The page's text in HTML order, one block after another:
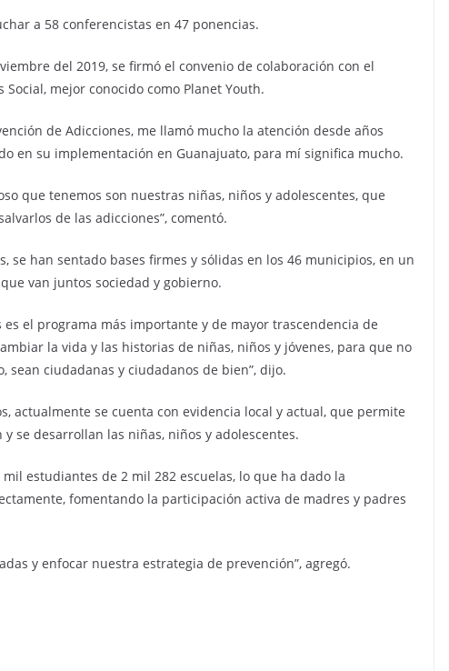
a 58 conferencistas en 47 ponencias.
del 2019, se firmó el convenio de colaboración con el
mejor conocido como Planet Youth.
de Adicciones, me llamó mucho la atención desde años
en su implementación en Guanajuato, para mí significa mucho.
que tenemos son nuestras niñas, niños y adolescentes, que
de las adicciones”, comentó.
se han sentado bases firmes y sólidas en los 46 municipios, en un
van juntos sociedad y gobierno.
el programa más importante y de mayor trascendencia de
la vida y las historias de niñas, niños y jóvenes, para que no
sean ciudadanas y ciudadanos de bien”, dijo.
actualmente se cuenta con evidencia local y actual, que permite
se desarrollan las niñas, niños y adolescentes.
estudiantes de 2 mil 282 escuelas, lo que ha dado la
fomentando la participación activa de madres y padres
y enfocar nuestra estrategia de prevención”, agregó.